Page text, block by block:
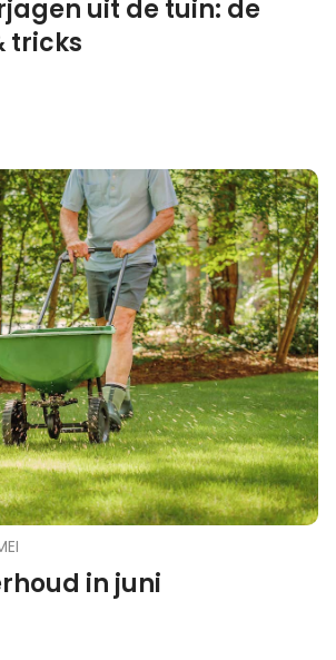
uit de tuin: de
tricks
in juni